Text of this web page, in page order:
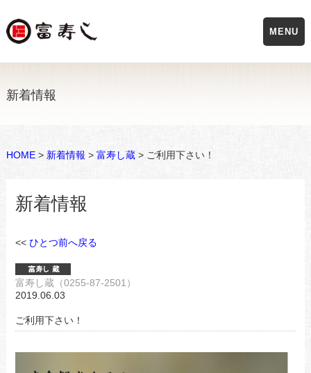
新着情報
HOME> 新着情報 > 富寿し蔵> ご利用下さい！
新着情報
<< ひとつ前へ戻る
富寿し蔵（0255-87-2501）
2019.06.03
ご利用下さい！
MENU